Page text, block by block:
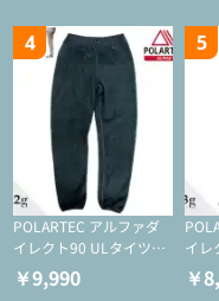
4
POLARTEC アルファダ
イレクト90 ULタイツ
（アクティブインサレー
ション/テント泊用パジ
￥9,990
5
イレ
UL
イ
￥